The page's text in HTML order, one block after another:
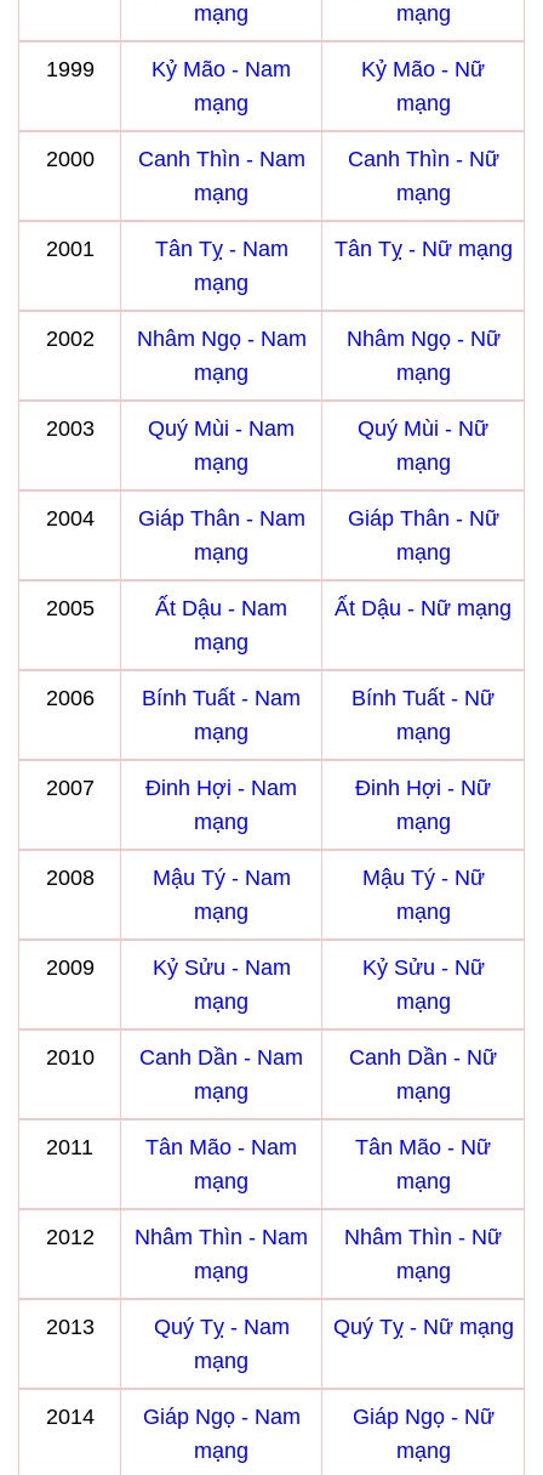
mạng
mạng
1999
Kỷ Mão - Nam
mạng
Kỷ Mão - Nữ
mạng
2000
Canh Thìn - Nam
mạng
Canh Thìn - Nữ
mạng
2001
Tân Tỵ - Nam
mạng
Tân Tỵ - Nữ mạng
2002
Nhâm Ngọ - Nam
mạng
Nhâm Ngọ - Nữ
mạng
2003
Quý Mùi - Nam
mạng
Quý Mùi - Nữ
mạng
2004
Giáp Thân - Nam
mạng
Giáp Thân - Nữ
mạng
2005
Ất Dậu - Nam
mạng
Ất Dậu - Nữ mạng
2006
Bính Tuất - Nam
mạng
Bính Tuất - Nữ
mạng
2007
Đinh Hợi - Nam
mạng
Đinh Hợi - Nữ
mạng
2008
Mậu Tý - Nam
mạng
Mậu Tý - Nữ
mạng
2009
Kỷ Sửu - Nam
mạng
Kỷ Sửu - Nữ
mạng
2010
Canh Dần - Nam
mạng
Canh Dần - Nữ
mạng
2011
Tân Mão - Nam
mạng
Tân Mão - Nữ
mạng
2012
Nhâm Thìn - Nam
mạng
Nhâm Thìn - Nữ
mạng
2013
Quý Tỵ - Nam
mạng
Quý Tỵ - Nữ mạng
2014
Giáp Ngọ - Nam
mạng
Giáp Ngọ - Nữ
mạng